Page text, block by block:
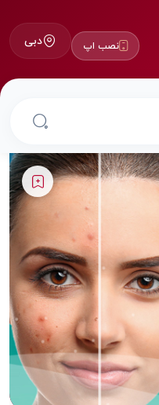
نصب اپ دبی